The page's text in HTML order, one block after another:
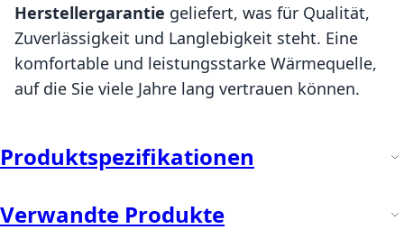
Herstellergarantie geliefert, was für Qualität,
Zuverlässigkeit und Langlebigkeit steht. Eine
komfortable und leistungsstarke Wärmequelle,
auf die Sie viele Jahre lang vertrauen können.
Produktspezifikationen
Verwandte Produkte